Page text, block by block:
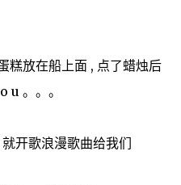
糕放在船上面 , 点了蜡烛后
。。。
开歌浪漫歌曲给我们